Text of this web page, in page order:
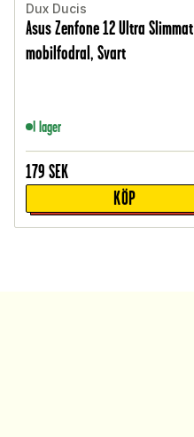
Dux Ducis
Asus Zenfone 12 Ultra Slimmat
mobilfodral, Svart
I lager
179 SEK
KÖP